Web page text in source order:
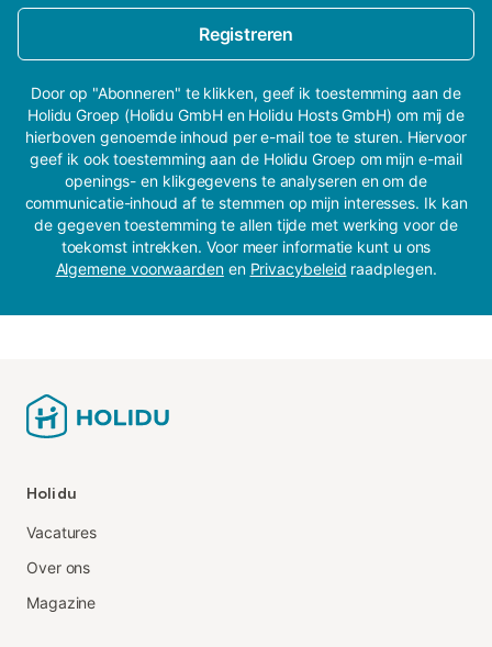
Registreren
Door op "Abonneren" te klikken, geef ik toestemming aan de
Holidu Groep (Holidu GmbH en Holidu Hosts GmbH) om mij de
hierboven genoemde inhoud per e-mail toe te sturen. Hiervoor
geef ik ook toestemming aan de Holidu Groep om mijn e-mail
openings- en klikgegevens te analyseren en om de
communicatie-inhoud af te stemmen op mijn interesses. Ik kan
de gegeven toestemming te allen tijde met werking voor de
toekomst intrekken. Voor meer informatie kunt u ons
Algemene voorwaardenen Privacybeleid raadplegen.
Holidu
Vacatures
Over ons
Magazine